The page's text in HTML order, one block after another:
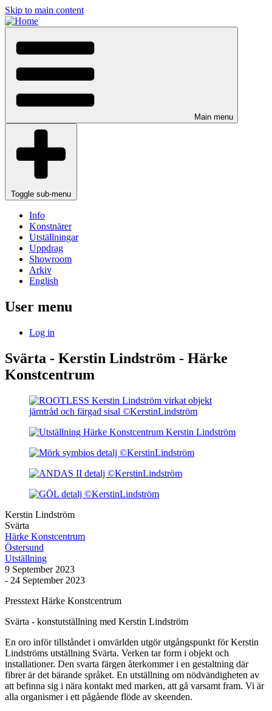
Skip to main content
Main menu
Toggle sub-menu
Info
Konstnärer
Utställningar
Uppdrag
Showroom
Arkiv
English
User menu
Log in
Svärta - Kerstin Lindström - Härke
Konstcentrum
Kerstin Lindström
Svärta
Härke Konstcentrum
Östersund
Utställning
9 September 2023
- 24 September 2023
Presstext Härke Konstcentrum
Svärta - konstutställning med Kerstin Lindström
En oro inför tillståndet i omvärlden utgör utgångspunkt för Kerstin
Lindströms utställning Svärta. Verken tar form i objekt och
installationer. Den svarta färgen återkommer i en gestaltning där
fibrer är det bärande språket. En utställning om nödvändigheten av
att befinna sig i nära kontakt med marken, att gå varsamt fram. Vi är
alla organismer i ett pågående flöde av skeenden.